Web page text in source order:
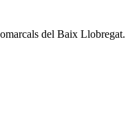
del Baix Llobregat.